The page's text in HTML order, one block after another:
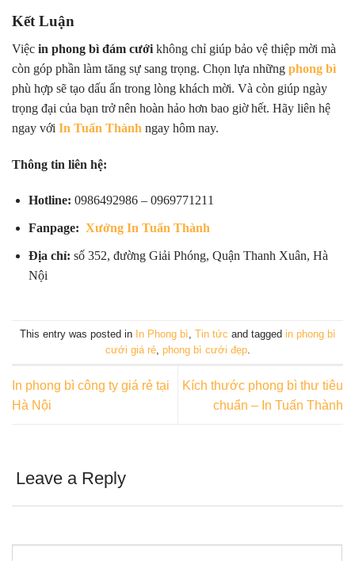
Kết Luận
Việc in phong bì đám cưới không chỉ giúp bảo vệ thiệp mời mà
còn góp phần làm tăng sự sang trọng. Chọn lựa những phong bì
phù hợp sẽ tạo dấu ấn trong lòng khách mời. Và còn giúp ngày
trọng đại của bạn trở nên hoàn hảo hơn bao giờ hết. Hãy liên hệ
ngay với In Tuấn Thành ngay hôm nay.
Thông tin liên hệ:
Hotline: 0986492986 – 0969771211
Fanpage: Xưởng In Tuấn Thành
Địa chỉ: số 352, đường Giải Phóng, Quận Thanh Xuân, Hà
Nội
This entry was posted in In Phong bì Tin tức and tagged in phong bì
cưới giá rẻ, phong bì cưới đẹp.
In phong bì công ty giá rẻ tại
Hà Nội
Kích thước phong bì thư tiêu
chuẩn – In Tuấn Thành
Leave a Reply